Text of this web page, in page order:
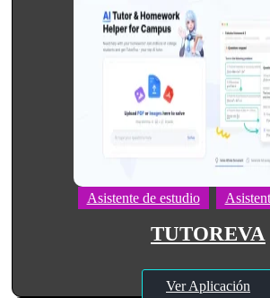
Asistente de estudio
TUTOREVA
Ver Aplicación